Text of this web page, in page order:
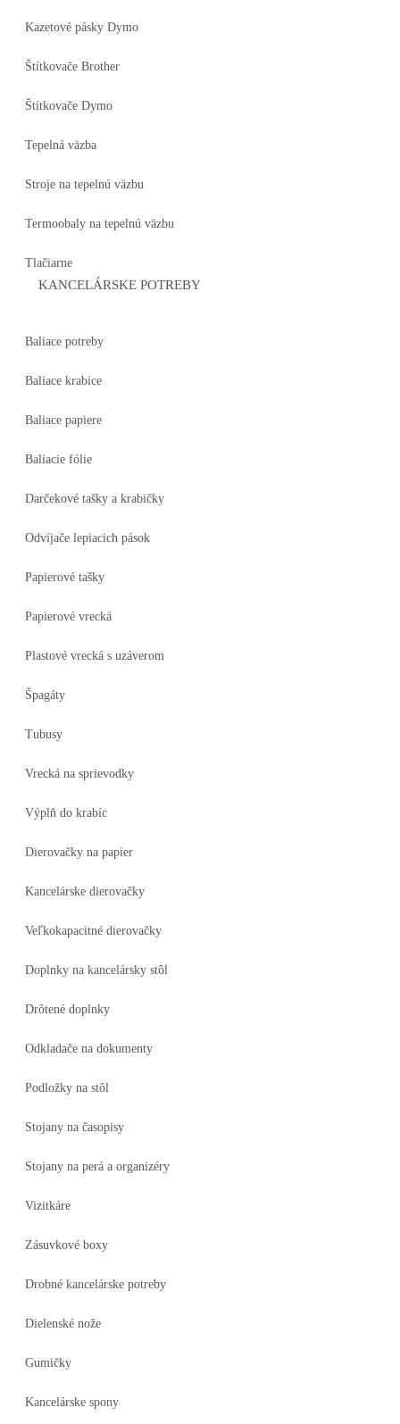
Kazetové pásky Dymo
Štítkovače Brother
Štítkovače Dymo
Tepelná väzba
Stroje na tepelnú väzbu
Termoobaly na tepelnú väzbu
Tlačiarne
KANCELÁRSKE POTREBY
Baliace potreby
Baliace krabice
Baliace papiere
Baliacie fólie
Darčekové tašky a krabičky
Odvíjače lepiacich pások
Papierové tašky
Papierové vrecká
Plastové vrecká s uzáverom
Špagáty
Tubusy
Vrecká na sprievodky
Výplň do krabíc
Dierovačky na papier
Kancelárske dierovačky
Veľkokapacitné dierovačky
Doplnky na kancelársky stôl
Drôtené doplnky
Odkladače na dokumenty
Podložky na stôl
Stojany na časopisy
Stojany na perá a organizéry
Vizitkáre
Zásuvkové boxy
Drobné kancelárske potreby
Dielenské nože
Gumičky
Kancelárske spony